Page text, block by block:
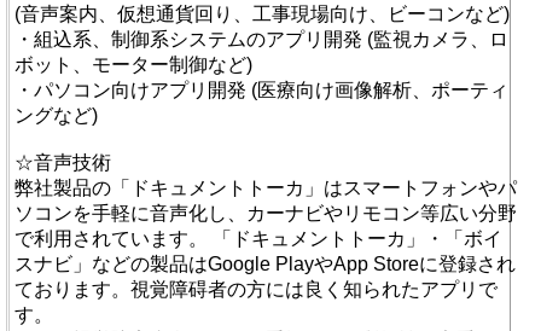
(音声案内、仮想通貨回り、工事現場向け、ビーコンなど)
・組込系、制御系システムのアプリ開発 (監視カメラ、ロ
ボット、モーター制御など)
・パソコン向けアプリ開発 (医療向け画像解析、ポーティ
ングなど)
☆音声技術
弊社製品の「ドキュメントトーカ」はスマートフォンやパ
ソコンを手軽に音声化し、カーナビやリモコン等広い分野
で利用されています。 「ドキュメントトーカ」・「ボイ
スナビ」などの製品はGoogle PlayやApp Storeに登録され
ております。視覚障碍者の方には良く知られたアプリで
す。